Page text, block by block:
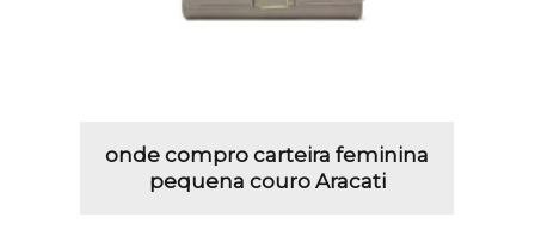
onde compro carteira feminina
pequena couro Aracati